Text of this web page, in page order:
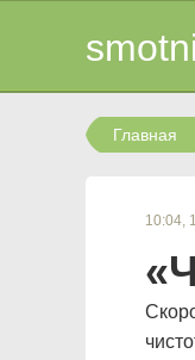
Главная
10:04,